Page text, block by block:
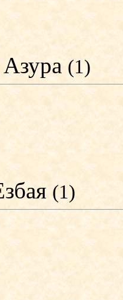
(1)
(1)